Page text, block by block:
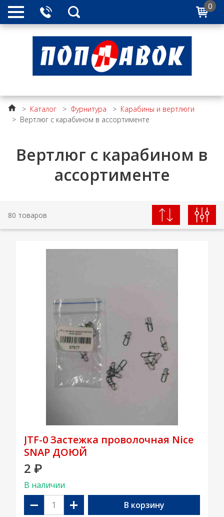
0
> Каталог > Фурнитура > Карабины и вертлюги
> Вертлюг с карабином в ассортименте
Вертлюг с карабином в
ассортименте
80 товаров
JTF-0 Застежка проволочная Nice
SNAP ДОЮЙ
2 ₽
В наличии
− + В корзину